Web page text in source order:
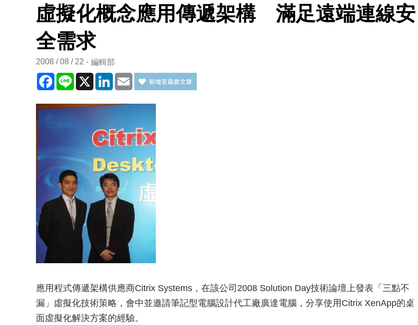
虛擬化概念應用傳遞架構 滿足遠端連線安
全需求
2008 / 08 / 22 編輯部
Facebook
Line X LinkedInEmail
應用程式傳遞架構供應商Citrix Systems，在該公司2008 Solution Day技術論壇上發表「三點不
漏」虛擬化技術策略，會中並邀請筆記型電腦設計代工廠廣達電腦，分享使用Citrix XenApp的桌
面虛擬化解決方案的經驗。